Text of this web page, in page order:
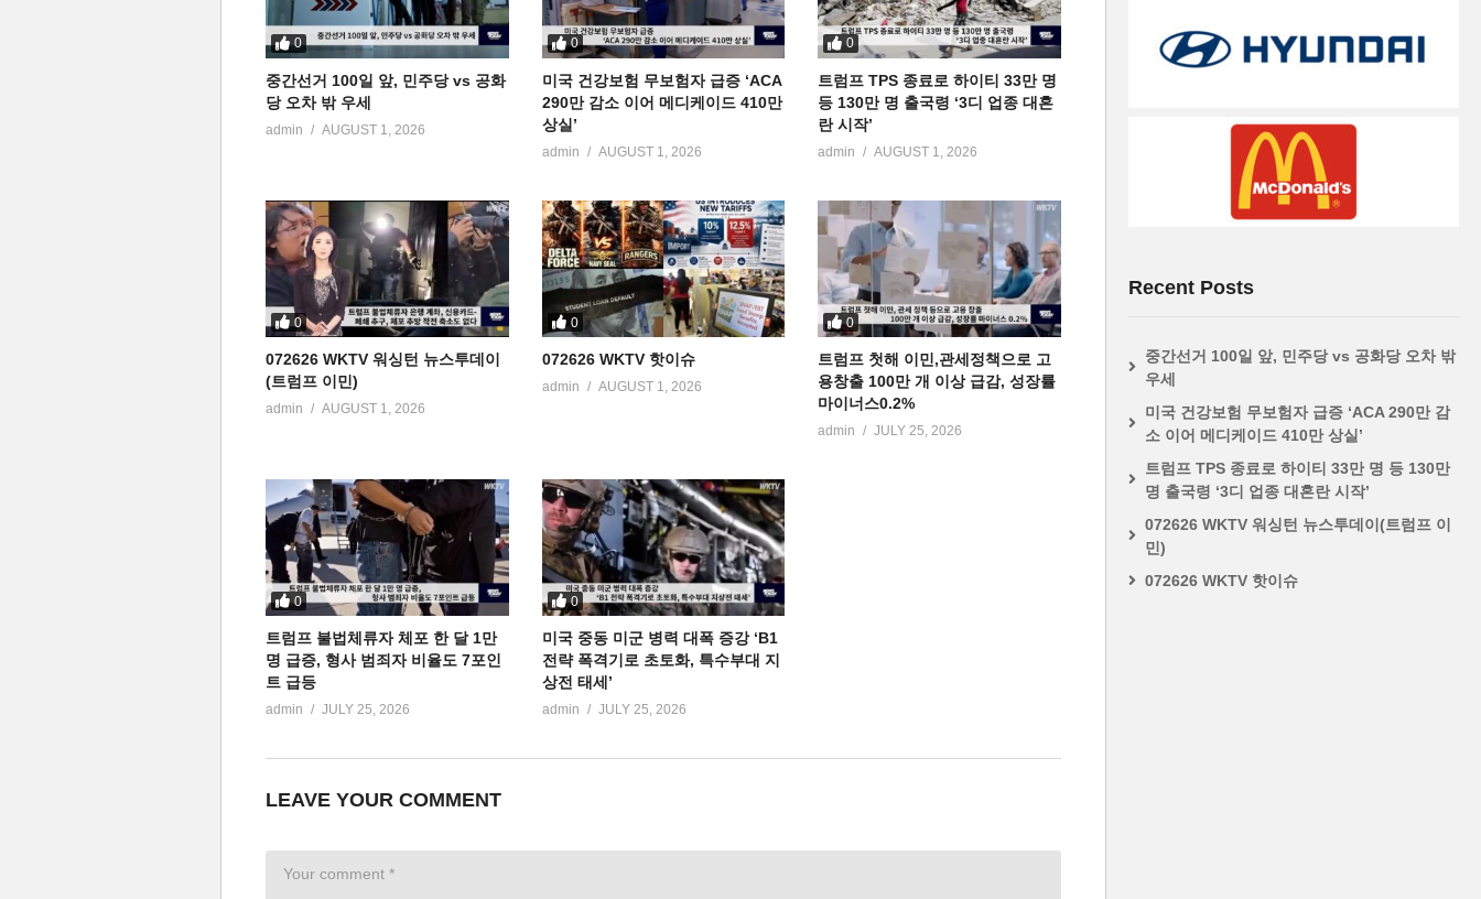
0
중간선거 100일 앞, 민주당 vs 공화
당 오차 밖 우세
admin AUGUST 1, 2026
0
미국 건강보험 무보험자 급증 ‘ACA
290만 감소 이어 메디케이드 410만
상실’
admin AUGUST 1, 2026
0
트럼프 TPS 종료로 하이티 33만 명
등 130만 명 출국령 ‘3디 업종 대혼
란 시작’
admin AUGUST 1, 2026
0
072626 WKTV 워싱턴 뉴스투데이
(트럼프 이민)
admin AUGUST 1, 2026
0
072626 WKTV 핫이슈
admin AUGUST 1, 2026
0
트럼프 첫해 이민,관세정책으로 고
용창출 100만 개 이상 급감, 성장률
마이너스0.2%
admin JULY 25, 2026
0
트럼프 불법체류자 체포 한 달 1만
명 급증, 형사 범죄자 비율도 7포인
트 급등
admin JULY 25, 2026
0
미국 중동 미군 병력 대폭 증강 ‘B1
전략 폭격기로 초토화, 특수부대 지
상전 태세’
admin JULY 25, 2026
LEAVE YOUR COMMENT
Recent Posts
중간선거 100일 앞, 민주당 vs 공화당 오차 밖
우세
미국 건강보험 무보험자 급증 ‘ACA 290만 감
소 이어 메디케이드 410만 상실’
트럼프 TPS 종료로 하이티 33만 명 등 130만
명 출국령 ‘3디 업종 대혼란 시작’
072626 WKTV 워싱턴 뉴스투데이(트럼프 이
민)
072626 WKTV 핫이슈